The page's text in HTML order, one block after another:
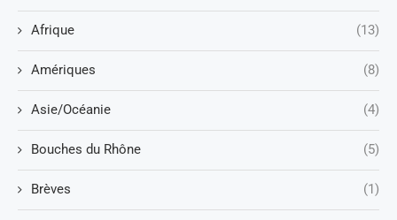
Afrique (13)
Amériques (8)
Asie/Océanie (4)
Bouches du Rhône (5)
Brèves (1)